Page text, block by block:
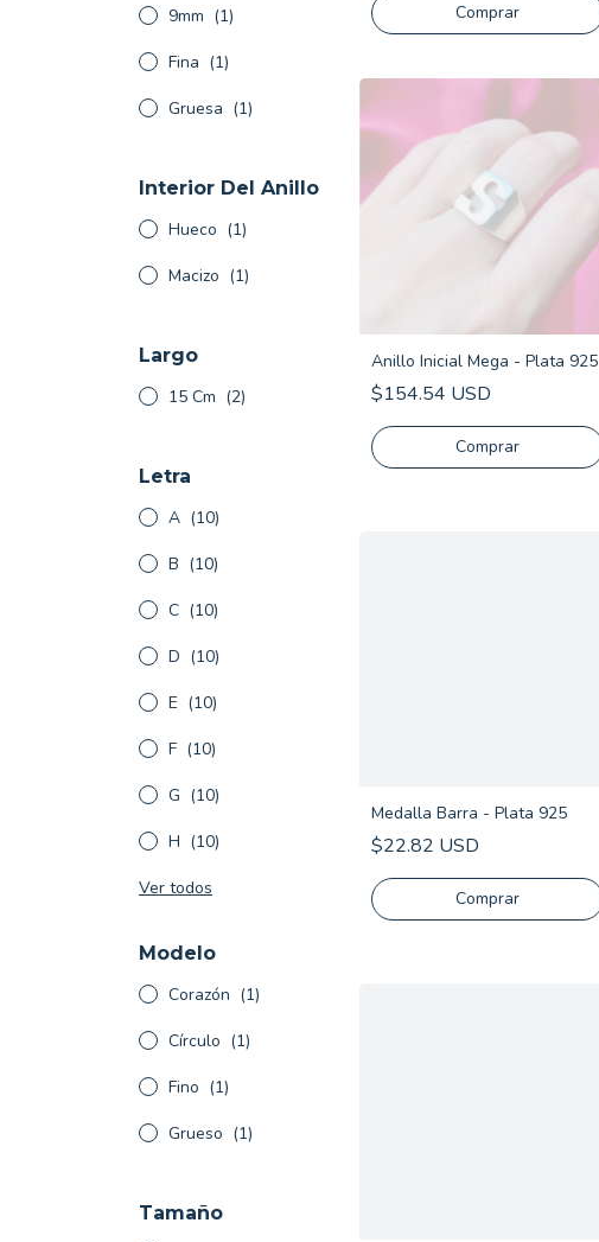
9mm (1)
Fina (1)
Gruesa (1)
Interior Del Anillo
Hueco (1)
Macizo (1)
Largo
15 Cm (2)
Letra
A (10)
B (10)
C (10)
D (10)
E (10)
F (10)
G (10)
H (10)
Ver todos
Modelo
Corazón (1)
Círculo (1)
Fino (1)
Grueso (1)
Tamaño
Comprar
Anillo Inicial Mega - Plata 925
$154.54 USD
Comprar
Medalla Barra - Plata 925
$22.82 USD
Comprar